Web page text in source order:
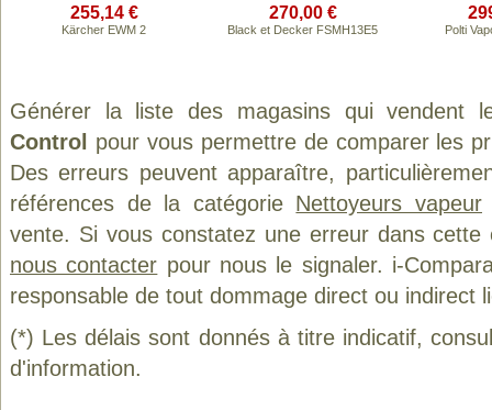
255,14 €
Kärcher EWM 2
270,00 €
Black et Decker FSMH13E5 Polti
Générer la liste des magasins qui vendent
Control
pour vous permettre de comparer les
Des erreurs peuvent apparaître,
références de la catégorie Nettoyeurs vapeur
vente. Si vous constatez une erreur dans
nous contacter pour nous le signaler. i-
responsable de tout dommage direct ou indirect
(*) Les délais sont donnés à titre indicatif,
d'information.